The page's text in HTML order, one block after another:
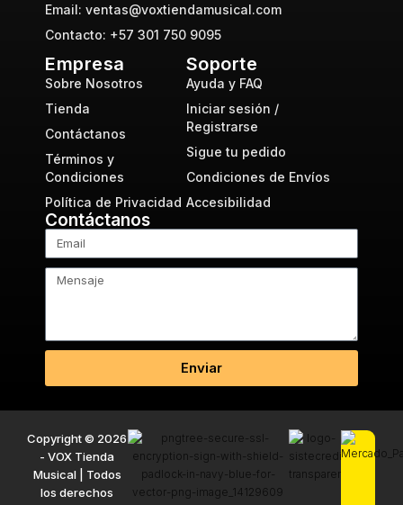
Email: ventas@voxtiendamusical.com
Contacto: +57 301 750 9095
Empresa
Sobre Nosotros
Tienda
Contáctanos
Términos y
Condiciones
Política de Privacidad
Soporte
Ayuda y FAQ
Iniciar sesión /
Registrarse
Sigue tu pedido
Condiciones de Envíos
Accesibilidad
Contáctanos
Enviar
Copyright © 2026
- VOX Tienda
Musical | Todos
los derechos